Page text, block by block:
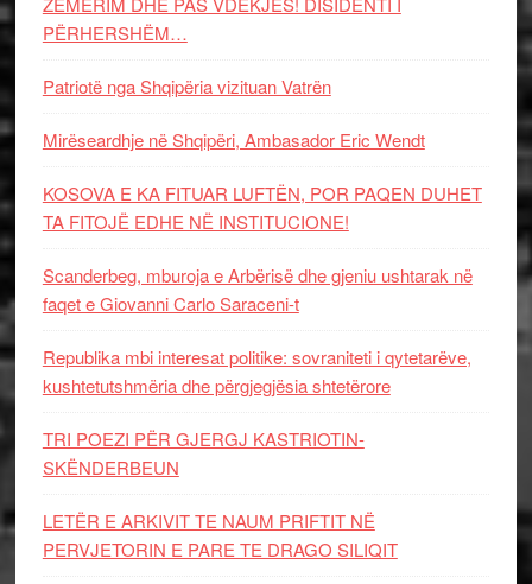
PËRHERSHËM…
Patriotë nga Shqipëria vizituan Vatrën
Mirëseardhje në Shqipëri, Ambasador Eric Wendt
KOSOVA E KA FITUAR LUFTËN, POR PAQEN DUHET
TA FITOJË EDHE NË INSTITUCIONE!
Scanderbeg, mburoja e Arbërisë dhe gjeniu ushtarak në
faqet e Giovanni Carlo Saraceni-t
Republika mbi interesat politike: sovraniteti i qytetarëve,
kushtetutshmëria dhe përgjegjësia shtetërore
TRI POEZI PËR GJERGJ KASTRIOTIN-
SKËNDERBEUN
LETËR E ARKIVIT TE NAUM PRIFTIT NË
PERVJETORIN E PARE TE DRAGO SILIQIT